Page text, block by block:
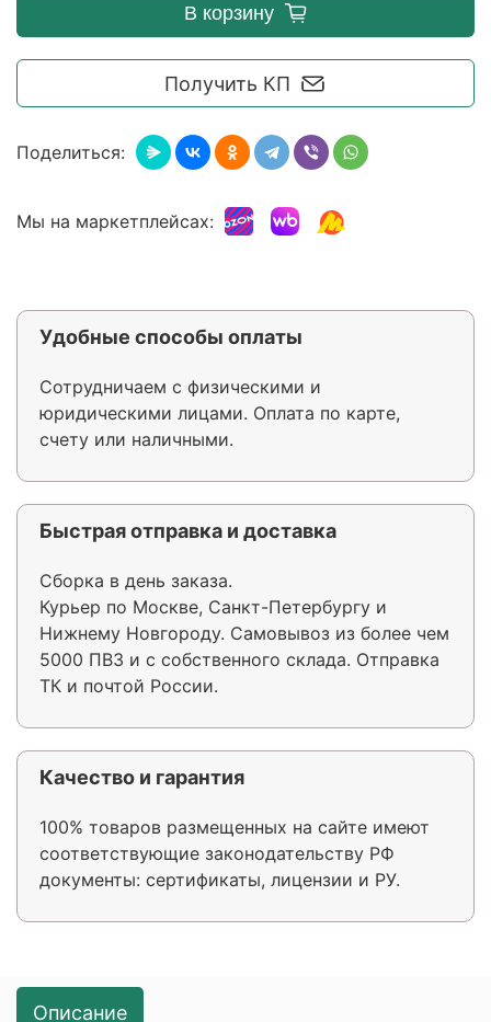
Получить КП
В корзину
Поделиться:
Мы на маркетплейсах:
Удобные способы оплаты
Сотрудничаем с физическими и
юридическими лицами. Оплата по карте,
счету или наличными.
Быстрая отправка и доставка
Сборка в день заказа.
Курьер по Москве, Санкт-Петербургу и
Нижнему Новгороду. Самовывоз из более чем
5000 ПВЗ и с собственного склада. Отправка
ТК и почтой России.
Качество и гарантия
100% товаров размещенных на сайте имеют
соответствующие законодательству РФ
документы: сертификаты, лицензии и РУ.
Описание